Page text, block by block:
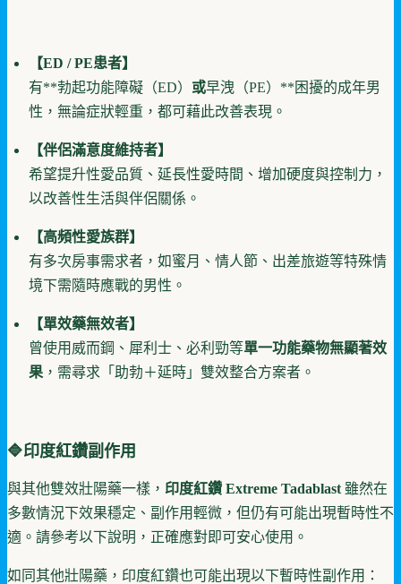
【ED / PE患者】
有**勃起功能障礙（ED） 或早洩（PE）**困擾的成年男
性，無論症狀輕重，都可藉此改善表現。
【伴侶滿意度維持者】
希望提升性愛品質、延長性愛時間、增加硬度與控制力，
以改善性生活與伴侶關係。
【高頻性愛族群】
有多次房事需求者，如蜜月、情人節、出差旅遊等特殊情
境下需隨時應戰的男性。
【單效藥無效者】
曾使用威而鋼、犀利士、必利勁等單一功能藥物無顯著效
果 ，需尋求「助勃＋延時」雙效整合方案者。
🔷印度紅鑽副作用
與其他雙效壯陽藥一樣， 印度紅鑽 Extreme Tadablast 雖然在
多數情況下效果穩定、副作用輕微，但仍有可能出現暫時性不
適。請參考以下說明，正確應對即可安心使用。
如同其他壯陽藥，印度紅鑽也可能出現以下暫時性副作用：